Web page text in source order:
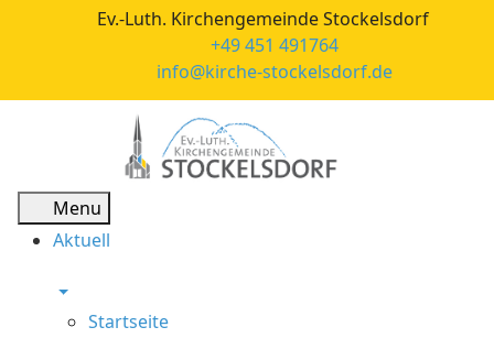
Ev.-Luth. Kirchengemeinde Stockelsdorf
+49 451 491764
info@kirche-stockelsdorf.de
Menu
Aktuell
Startseite